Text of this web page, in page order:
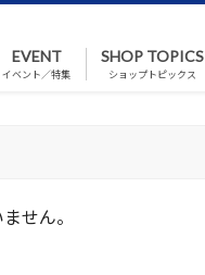
EVENT
イベント／特集
SHOP TOPICS
ショップトピックス
せん。